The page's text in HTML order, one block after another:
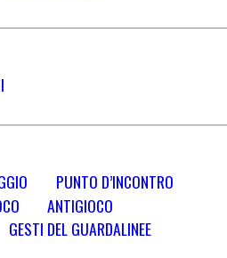
PUNTO D’INCONTRO
ANTIGIOCO
GESTI DEL GUARDALINEE